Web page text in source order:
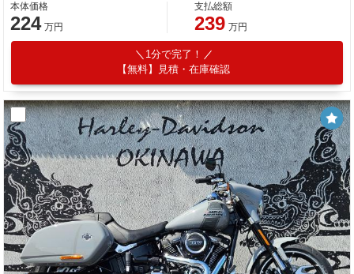
本体価格
224 万円
支払総額
239 万円
1分で完了！
【無料】見積・在庫確認